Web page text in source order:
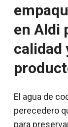
en Aldi
calidad
El agua de
perecedero
para